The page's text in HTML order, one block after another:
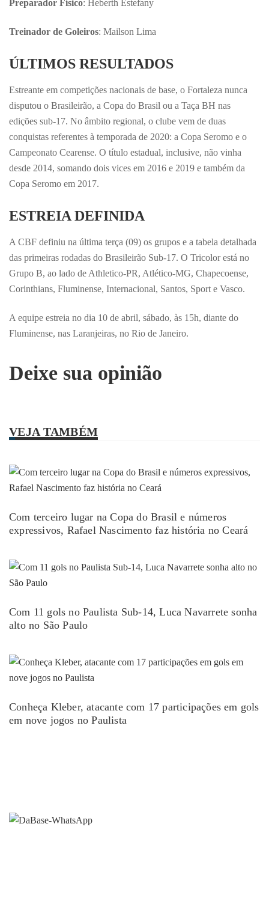
Preparador Físico: Heberth Estefany
Treinador de Goleiros: Mailson Lima
ÚLTIMOS RESULTADOS
Estreante em competições nacionais de base, o Fortaleza nunca
disputou o Brasileirão, a Copa do Brasil ou a Taça BH nas
edições sub-17. No âmbito regional, o clube vem de duas
conquistas referentes à temporada de 2020: a Copa Seromo e o
Campeonato Cearense. O título estadual, inclusive, não vinha
desde 2014, somando dois vices em 2016 e 2019 e também da
Copa Seromo em 2017.
ESTREIA DEFINIDA
A CBF definiu na última terça (09) os grupos e a tabela detalhada
das primeiras rodadas do Brasileirão Sub-17. O Tricolor está no
Grupo B, ao lado de Athletico-PR, Atlético-MG, Chapecoense,
Corinthians, Fluminense, Internacional, Santos, Sport e Vasco.
A equipe estreia no dia 10 de abril, sábado, às 15h, diante do
Fluminense, nas Laranjeiras, no Rio de Janeiro.
Deixe sua opinião
VEJA TAMBÉM
Com terceiro lugar na Copa do Brasil e números
expressivos, Rafael Nascimento faz história no Ceará
Com 11 gols no Paulista Sub-14, Luca Navarrete sonha
alto no São Paulo
Conheça Kleber, atacante com 17 participações em gols
em nove jogos no Paulista